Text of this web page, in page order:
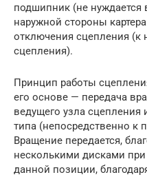
подшипник (не нуждается
наружной стороны
отключения сцепления (к
сцепления).
Принцип работы
его основе — передача
ведущего узла сцепления
типа (непосредственно к
Вращение передается,
несколькими дисками
данной позиции,